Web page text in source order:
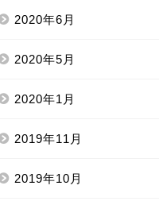
2020年6月
2020年5月
2020年1月
2019年11月
2019年10月